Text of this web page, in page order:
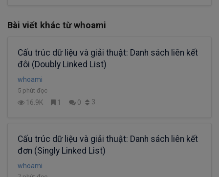
Bài viết khác từ whoami
Cấu trúc dữ liệu và giải thuật: Danh sách liên kết
đôi (Doubly Linked List)
whoami
5 phút đọc
16.9K 1 0 3
Cấu trúc dữ liệu và giải thuật: Danh sách liên kết
đơn (Singly Linked List)
whoami